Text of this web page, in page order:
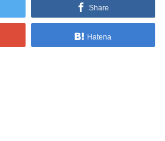
Share
Hatena